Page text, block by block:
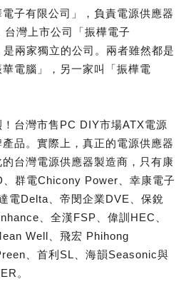
子有限公司」，負責電源供應器
灣上市公司「振樺電子
兩家獨立的公司。兩者雖然都是
華電腦」，另一家叫「振樺電
台灣市售PC DIY市場ATX電源
品。實際上，真正的電源供應器
台灣電源供應器製造商，只有康
群電Chicony Power、幸康電子
電Delta、帝閔企業DVE、保銳
、全漢FSP、偉訓HEC、
Well、飛宏 Phihong
、首利SL、海韻Seasonic與
。